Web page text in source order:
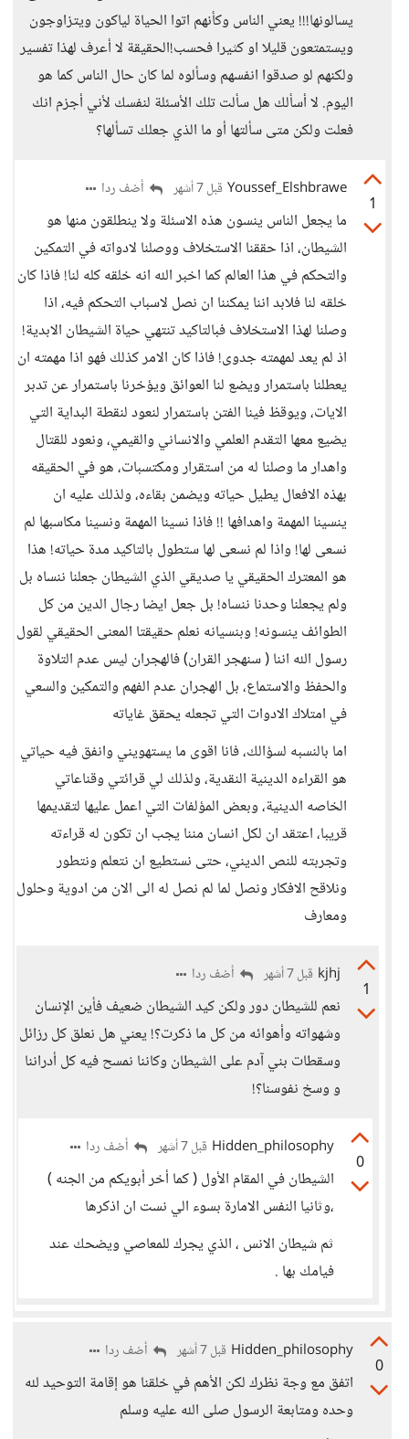
يسالونها!!! يعني الناس وكأنهم اتوا الحياة لياكون ويتزاوجون
ويستمتعون قليلا او كثيرا فحسب!الحقيقة لا أعرف لهذا تفسير
ولكنهم لو صدقوا انفسهم وسألوه لما كان حال الناس كما هو
اليوم. لا أسألك هل سألت تلك الأسئلة لنفسك لأني أجزم انك
فعلت ولكن متى سألتها أو ما الذي جعلك تسألها؟
1
Youssef_Elshbrawe قبل 7 أشهر أضف ردا
ما يجعل الناس ينسون هذه الاسئلة ولا ينطلقون منها هو
الشيطان، اذا حققنا الاستخلاف ووصلنا لادواته في التمكين
والتحكم في هذا العالم كما اخبر الله انه خلقه كله لنا! فاذا كان
خلقه لنا فلابد اننا يمكننا ان نصل لاسباب التحكم فيه، اذا
وصلنا لهذا الاستخلاف فبالتاكيد تنتهي حياة الشيطان الابدية!
اذ لم يعد لمهمته جدوى! فاذا كان الامر كذلك فهو اذا مهمته ان
يعطلنا باستمرار ويضع لنا العوائق ويؤخرنا باستمرار عن تدبر
الايات، ويوقظ فينا الفتن باستمرار لنعود لنقطة البداية التي
يضيع معها التقدم العلمي والانساني والقيمي، ونعود للقتال
واهدار ما وصلنا له من استقرار ومكتسبات، هو في الحقيقه
بهذه الافعال يطيل حياته ويضمن بقاءه، ولذلك عليه ان
ينسينا المهمة واهدافها !! فاذا نسينا المهمة ونسينا مكاسبها لم
نسعى لها! واذا لم نسعى لها ستطول بالتاكيد مدة حياته! هذا
هو المعترك الحقيقي يا صديقي الذي الشيطان جعلنا ننساه بل
ولم يجعلنا وحدنا ننساه! بل جعل ايضا رجال الدين من كل
الطوائف ينسونه! وبنسيانه نعلم حقيقتا المعنى الحقيقي لقول
رسول الله اننا ( سنهجر القران) فالهجران ليس عدم التلاوة
والحفظ والاستماع، بل الهجران عدم الفهم والتمكين والسعي
في امتلاك الادوات التي تجعله يحقق غاياته
اما بالنسبه لسؤالك، فانا اقوى ما يستهويني وانفق فيه حياتي
هو القراءه الدينية النقدية، ولذلك لي قرائتي وقناعاتي
الخاصه الدينية، وبعض المؤلفات التي اعمل عليها لتقديمها
قريبا، اعتقد ان لكل انسان مننا يجب ان تكون له قراءته
وتجربته للنص الديني، حتى نستطيع ان نتعلم ونتطور
ونلاقح الافكار ونصل لما لم نصل له الى الان من ادوية وحلول
ومعارف
1
kjhj قبل 7 أشهر أضف ردا
نعم للشيطان دور ولكن كيد الشيطان ضعيف فأين الإنسان
وشهواته وأهوائه من كل ما ذكرت؟! يعني هل نعلق كل رزائل
وسقطات بني آدم على الشيطان وكاننا نمسح فيه كل أدراننا
و وسخ نفوسنا؟!
0
Hidden_philosophy قبل 7 أشهر أضف ردا
الشيطان في المقام الأول ( كما أخر أبويكم من الجنه )
،وثانيا النفس الامارة بسوء الي نست ان اذكرها
ثم شيطان الانس ، الذي يجرك للمعاصي ويضحك عند
فيامك بها .
0
Hidden_philosophy قبل 7 أشهر أضف ردا
اتفق مع وجة نظرك لكن الأهم في خلقنا هو إقامة التوحيد لله
وحده ومتابعة الرسول صلى الله عليه وسلم